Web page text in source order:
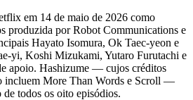
em 14 de maio de 2026 como
produzida por Robot Communications e
Hayato Isomura, Ok Taec-yeon e
yi, Koshi Mizukami, Yutaro Furutachi e
apoio. Hashizume — cujos créditos
incluem More Than Words e Scroll —
todos os oito episódios.